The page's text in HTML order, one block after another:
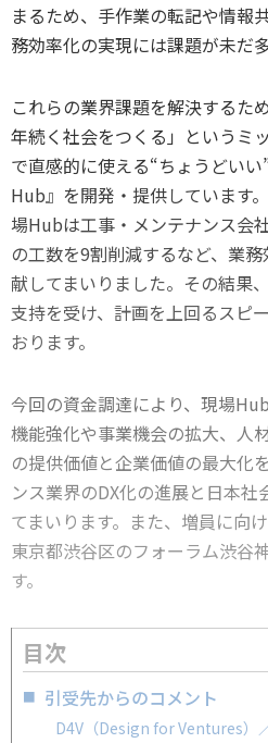
まるため、手作業の転記や情報
務効率化の実現には課題が未だ
これらの業界課題を解決するた
年続く社会をつくる」というミ
で直感的に使える“ちょうどい
Hub』を開発・提供しています
場Hubは工事・メンテナンス会
の工数を9割削減するなど、業
献してまいりました。その結果
支持を受け、計画を上回るスピ
おります。
今回の資金調達により、現場
機能強化や事業機会の拡大、人
の提供価値と企業価値の最大化
ンス業界のDX化の進展と日本
てまいります。また、増員に向
東京都渋谷区のフォーラム渋谷
す。
目次
引受先からのコメント
D4V（Design for Ventures）